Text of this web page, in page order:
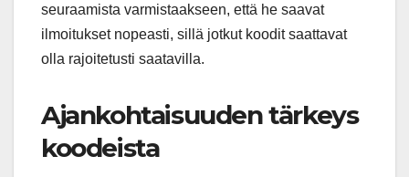
seuraamista varmistaakseen, että he saavat
ilmoitukset nopeasti, sillä jotkut koodit saattavat
olla rajoitetusti saatavilla.
Ajankohtaisuuden tärkeys
koodeista